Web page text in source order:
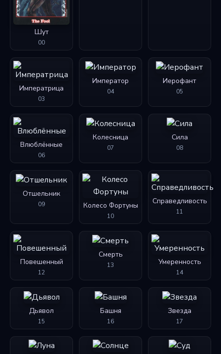
Шут
00
Императрица
03
Император
04
Иерофант
05
Влюблённые
06
Колесница
07
Сила
08
Отшельник
09 Колесо Фортуны
10
Справедливость
11
Повешенный
12
Смерть
13 Умеренность
14
Дьявол
15
Башня
16
Звезда
17